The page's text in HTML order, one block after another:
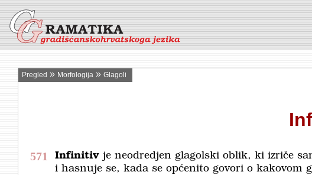
Pregled » Morfologija » Glagoli
571 Infinitiv je neodredjen glagolski oblik, ki izriče
i hasnuje se, kada se općenito govori o kakovom